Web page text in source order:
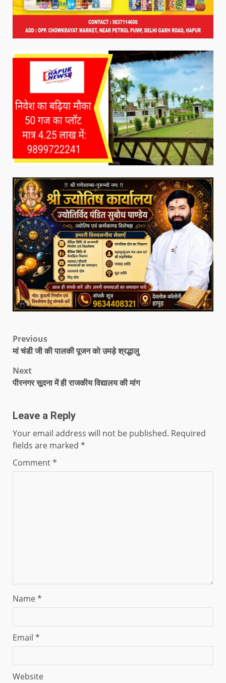
Previous
मां चंडी जी की पालकी पूजन को उमड़े श्रद्धालु
Next
पीरनगर सूदना में ही राजकीय विद्यालय की मांग
Leave a Reply
Your email address will not be published. Required
fields are marked *
Comment*
Name*
Email *
Website